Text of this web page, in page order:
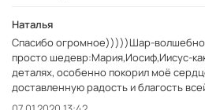
Наталья
Спасибо огромное)))))Шар-
просто шедевр:Мария,Иосиф,Иисус-
деталях, особенно покорил моё
доставленную радость и благость